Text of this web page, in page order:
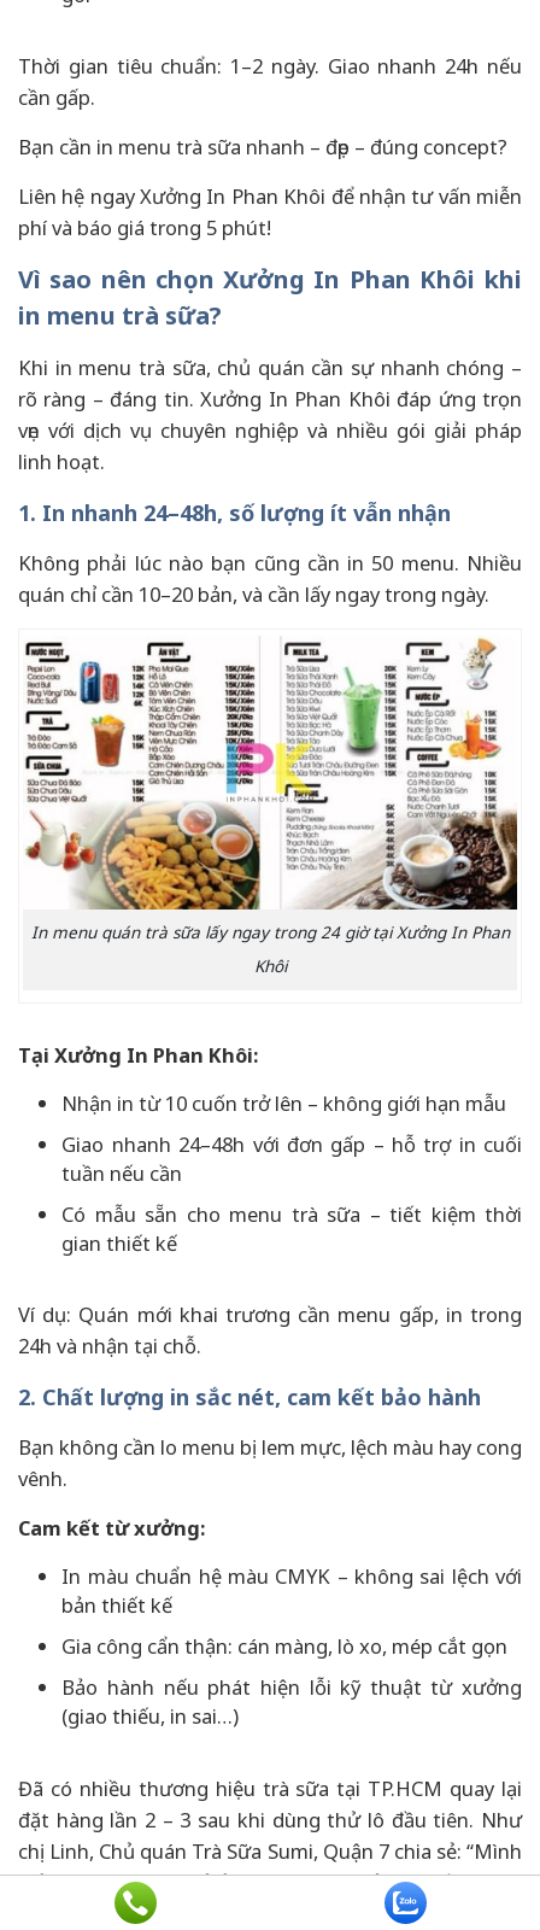
Thời gian tiêu chuẩn: 1–2 ngày. Giao nhanh 24h nếu
cần gấp.
Bạn cần in menu trà sữa nhanh – đẹp – đúng concept?
Liên hệ ngay Xưởng In Phan Khôi để nhận tư vấn miễn
phí và báo giá trong 5 phút!
Vì sao nên chọn Xưởng In Phan Khôi khi
in menu trà sữa?
Khi in menu trà sữa, chủ quán cần sự nhanh chóng –
rõ ràng – đáng tin. Xưởng In Phan Khôi đáp ứng trọn
vẹn với dịch vụ chuyên nghiệp và nhiều gói giải pháp
linh hoạt.
1. In nhanh 24–48h, số lượng ít vẫn nhận
Không phải lúc nào bạn cũng cần in 50 menu. Nhiều
quán chỉ cần 10–20 bản, và cần lấy ngay trong ngày.
In menu quán trà sữa lấy ngay trong 24 giờ tại Xưởng In Phan
Khôi
Tại Xưởng In Phan Khôi:
Nhận in từ 10 cuốn trở lên – không giới hạn mẫu
Giao nhanh 24–48h với đơn gấp – hỗ trợ in cuối
tuần nếu cần
Có mẫu sẵn cho menu trà sữa – tiết kiệm thời
gian thiết kế
Ví dụ: Quán mới khai trương cần menu gấp, in trong
24h và nhận tại chỗ.
2. Chất lượng in sắc nét, cam kết bảo hành
Bạn không cần lo menu bị lem mực, lệch màu hay cong
vênh.
Cam kết từ xưởng:
In màu chuẩn hệ màu CMYK – không sai lệch với
bản thiết kế
Gia công cẩn thận: cán màng, lò xo, mép cắt gọn
Bảo hành nếu phát hiện lỗi kỹ thuật từ xưởng
(giao thiếu, in sai…)
Đã có nhiều thương hiệu trà sữa tại TP.HCM quay lại
đặt hàng lần 2 – 3 sau khi dùng thử lô đầu tiên. Như
chị Linh, Chủ quán Trà Sữa Sumi, Quận 7 chia sẻ: “Mình
mở quán trà sữa nhỏ ở Quận 7, đặt thử 15 cuốn menu
nhựa PVC tại Xưởng In Phan Khôi. Menu giao đúng hẹn